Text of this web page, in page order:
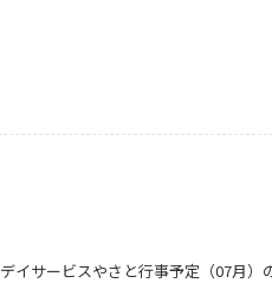
デイサービスやさと行事予定（07月）